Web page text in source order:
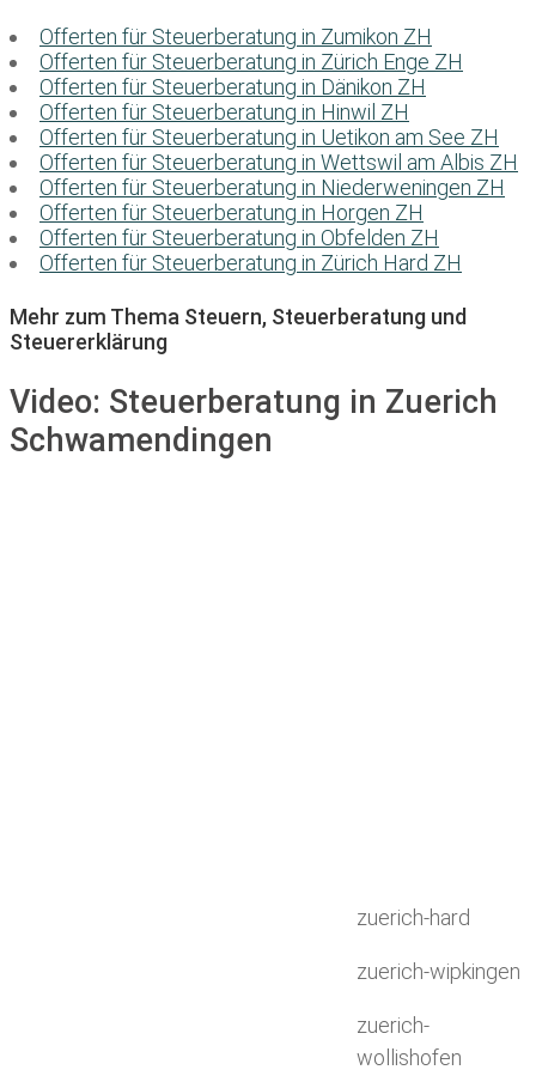
Offerten für Steuerberatung in Zumikon ZH
Offerten für Steuerberatung in Zürich Enge ZH
Offerten für Steuerberatung in Dänikon ZH
Offerten für Steuerberatung in Hinwil ZH
Offerten für Steuerberatung in Uetikon am See ZH
Offerten für Steuerberatung in Wettswil am Albis ZH
Offerten für Steuerberatung in Niederweningen ZH
Offerten für Steuerberatung in Horgen ZH
Offerten für Steuerberatung in Obfelden ZH
Offerten für Steuerberatung in Zürich Hard ZH
Mehr zum Thema Steuern, Steuerberatung und
Steuererklärung
Video: Steuerberatung in Zuerich
Schwamendingen
zuerich-hard
zuerich-wipkingen
zuerich-
wollishofen